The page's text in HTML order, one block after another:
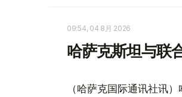
09:54, 04 8月 2026
哈萨克斯坦与联
（哈萨克国际通讯社讯